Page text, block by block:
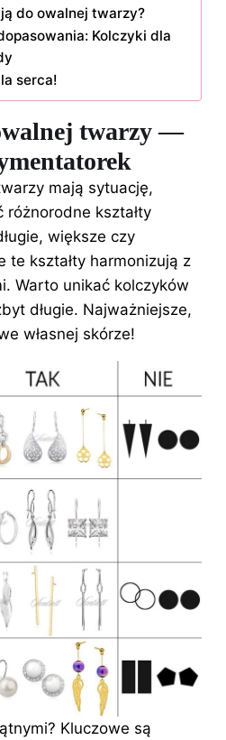
do owalnej twarzy?
Kolczyki dla
serca!
twarzy —
mają sytuację,
różnorodne kształty
większe czy
kształty harmonizują z
Warto unikać kolczyków
długie. Najważniejsze,
własnej skórze!
Kluczowe są